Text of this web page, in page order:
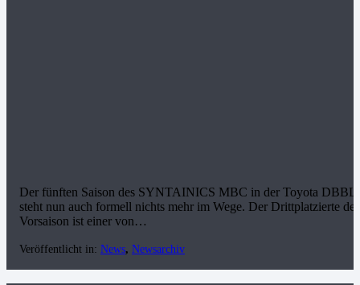
Der fünften Saison des SYNTAINICS MBC in der Toyota DBBL
steht nun auch formell nichts mehr im Wege. Der Drittplatzierte der
Vorsaison ist einer von…
Veröffentlicht in: News, Newsarchiv